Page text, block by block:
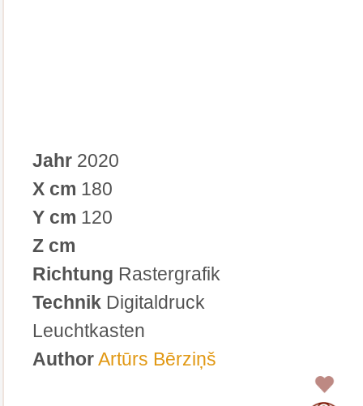
Jahr 2020
X cm 180
Y cm 120
Z cm
Richtung Rastergrafik
Technik Digitaldruck
Leuchtkasten
AuthorArtūrs Bērziņš